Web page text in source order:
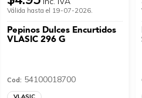
Válida hasta el 19-07-2026.
Pepinos Dulces Encurtidos
VLASIC 296 G
Cod: 54100018700